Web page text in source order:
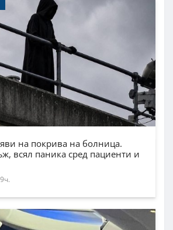
на покрива на болница.
всял паника сред пациенти и